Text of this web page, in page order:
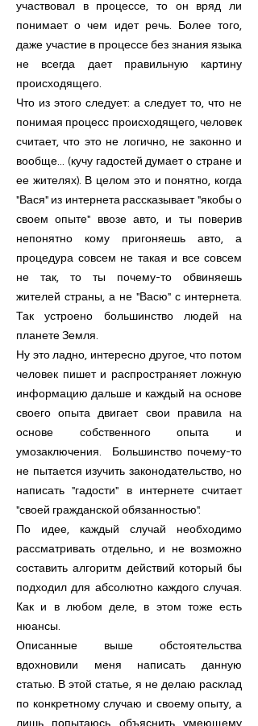
участвовал в процессе, то он вряд ли
понимает о чем идет речь. Более того,
даже участие в процессе без знания языка
не всегда дает правильную картину
происходящего.
Что из этого следует: а следует то, что не
понимая процесс происходящего, человек
считает, что это не логично, не законно и
вообще... (кучу гадостей думает о стране и
ее жителях). В целом это и понятно, когда
"Вася" из интернета рассказывает "якобы о
своем опыте" ввозе авто, и ты поверив
непонятно кому пригоняешь авто, а
процедура совсем не такая и все совсем
не так, то ты почему-то обвиняешь
жителей страны, а не "Васю" с интернета.
Так устроено большинство людей на
планете Земля.
Ну это ладно, интересно другое, что потом
человек пишет и распространяет ложную
информацию дальше и каждый на основе
своего опыта двигает свои правила на
основе собственного опыта и
умозаключения. Большинство почему-то
не пытается изучить законодательство, но
написать "гадости" в интернете считает
"своей гражданской обязанностью".
По идее, каждый случай необходимо
рассматривать отдельно, и не возможно
составить алгоритм действий который бы
подходил для абсолютно каждого случая.
Как и в любом деле, в этом тоже есть
нюансы.
Описанные выше обстоятельства
вдохновили меня написать данную
статью. В этой статье, я не делаю расклад
по конкретному случаю и своему опыту, а
лишь попытаюсь объяснить умеющему